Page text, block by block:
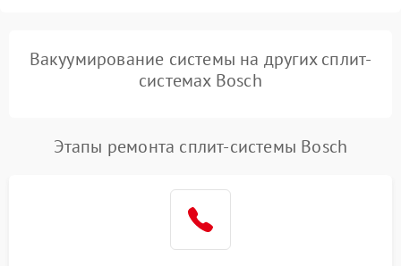
Вакуумирование системы на других сплит-
системах Bosch
Этапы ремонта сплит-системы Bosch